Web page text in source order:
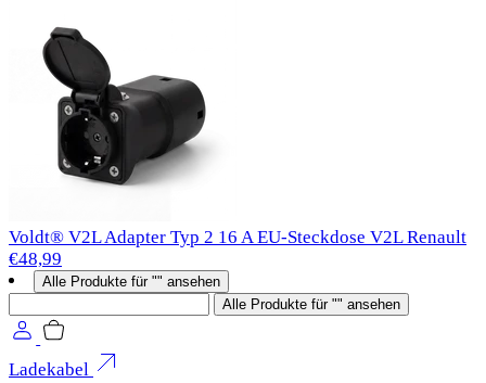
Voldt® V2L Adapter Typ 2 16 A EU-Steckdose V2L Renault
€48,99
Alle Produkte für "" ansehen
Alle Produkte für "" ansehen
Ladekabel